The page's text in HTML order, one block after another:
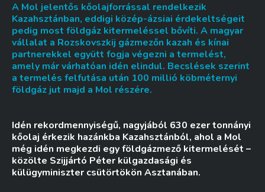
A Mol jelentős kőolajforrással rendelkezik
Kazahsztánban, eddigi közép-ázsiai érdekeltségeit
pedig most földgáz kitermeléssel bővíti. A magyar
vállalat a Rozskovszkij gázmezőn kazah és kínai
partnerekkel együtt fogja végezni a termelést,
amely már várhatóan idén elindul. Becslések szerint
a termelés felfutása után 100 millió köbméternyi
földgáz jut majd a Mol részére.
Idén rekordmennyiségű, nagyjából 630 ezer tonnányi
kőolaj érkezik hazánkba Kazahsztánból, ahol a Mol
még idén megkezdi egy földgázmező kitermelését –
közölte Szijjártó Péter külgazdasági és
külügyminiszter csütörtökön Asztanában.